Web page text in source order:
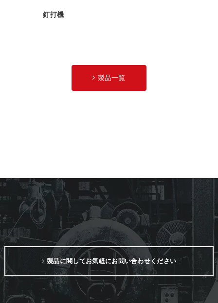
釘打機
製品一覧
製品に関してお気軽にお問い合わせください